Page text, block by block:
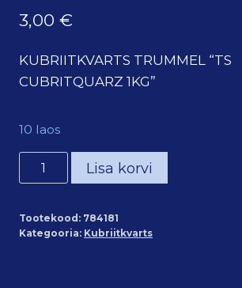
3,00 €
KUBRIITKVARTS TRUMMEL “TS
CUBRITQUARZ 1KG”
10 laos
Kubriitkvarts
lihvitud
cm)
Lisa korvi
Tootekood: 784181
Kategooria: Kubriitkvarts